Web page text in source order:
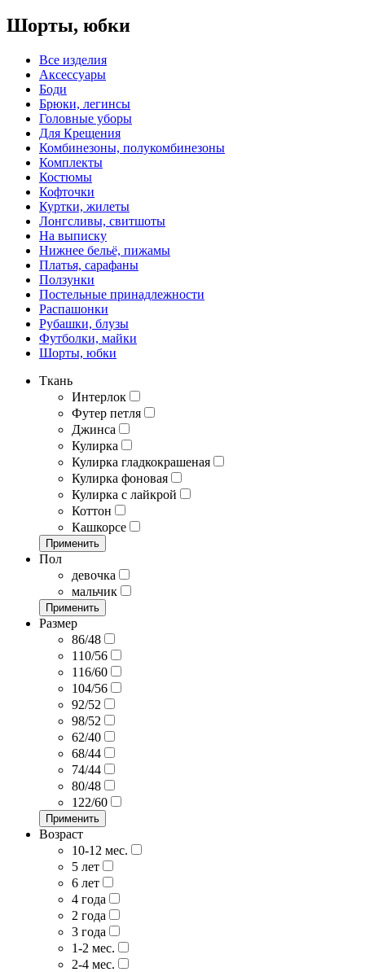
Шорты, юбки
Все изделия
Аксесcуары
Боди
Брюки, легинсы
Головные уборы
Для Крещения
Комбинезоны, полукомбинезоны
Комплекты
Костюмы
Кофточки
Куртки, жилеты
Лонгсливы, свитшоты
На выписку
Нижнее бельё, пижамы
Платья, сарафаны
Ползунки
Постельные принадлежности
Распашонки
Рубашки, блузы
Футболки, майки
Шорты, юбки
Ткань
Интерлок
Футер петля
Джинса
Кулирка
Кулирка гладкокрашеная
Кулирка фоновая
Кулирка с лайкрой
Коттон
Кашкорсе
Применить
Пол
девочка
мальчик
Применить
Размер
86/48
110/56
116/60
104/56
92/52
98/52
62/40
68/44
74/44
80/48
122/60
Применить
Возраст
10-12 мес.
5 лет
6 лет
4 года
2 года
3 года
1-2 мес.
2-4 мес.